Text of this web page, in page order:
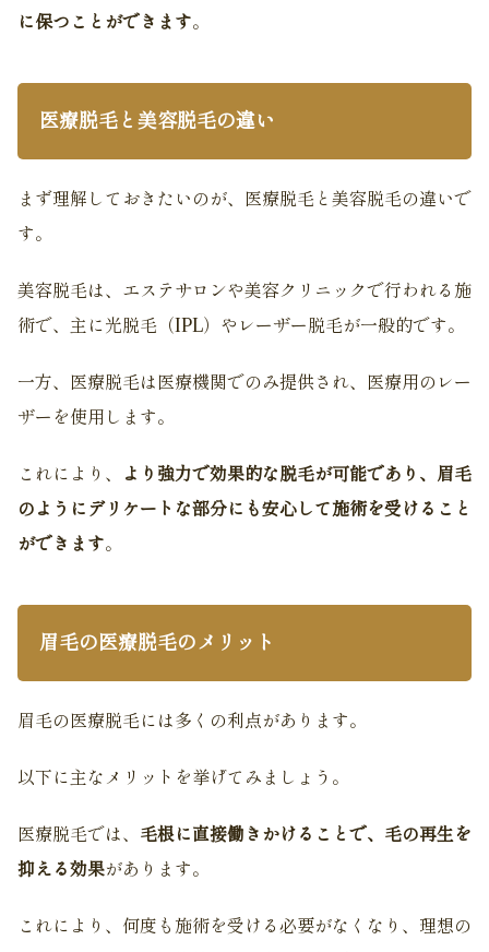
に保つことができます。
医療脱毛と美容脱毛の違い
まず理解しておきたいのが、医療脱毛と美容脱毛の違いで
す。
美容脱毛は、エステサロンや美容クリニックで行われる施
術で、主に光脱毛（IPL）やレーザー脱毛が一般的です。
一方、医療脱毛は医療機関でのみ提供され、医療用のレー
ザーを使用します。
これにより、
より強力で効果的な脱毛が可能であり、眉毛
のようにデリケートな部分にも安心して施術を受けること
ができます。
眉毛の医療脱毛のメリット
眉毛の医療脱毛には多くの利点があります。
以下に主なメリットを挙げてみましょう。
医療脱毛では、 毛根に直接働きかけることで、毛の再生を
抑える効果があります。
これにより、何度も施術を受ける必要がなくなり、理想の